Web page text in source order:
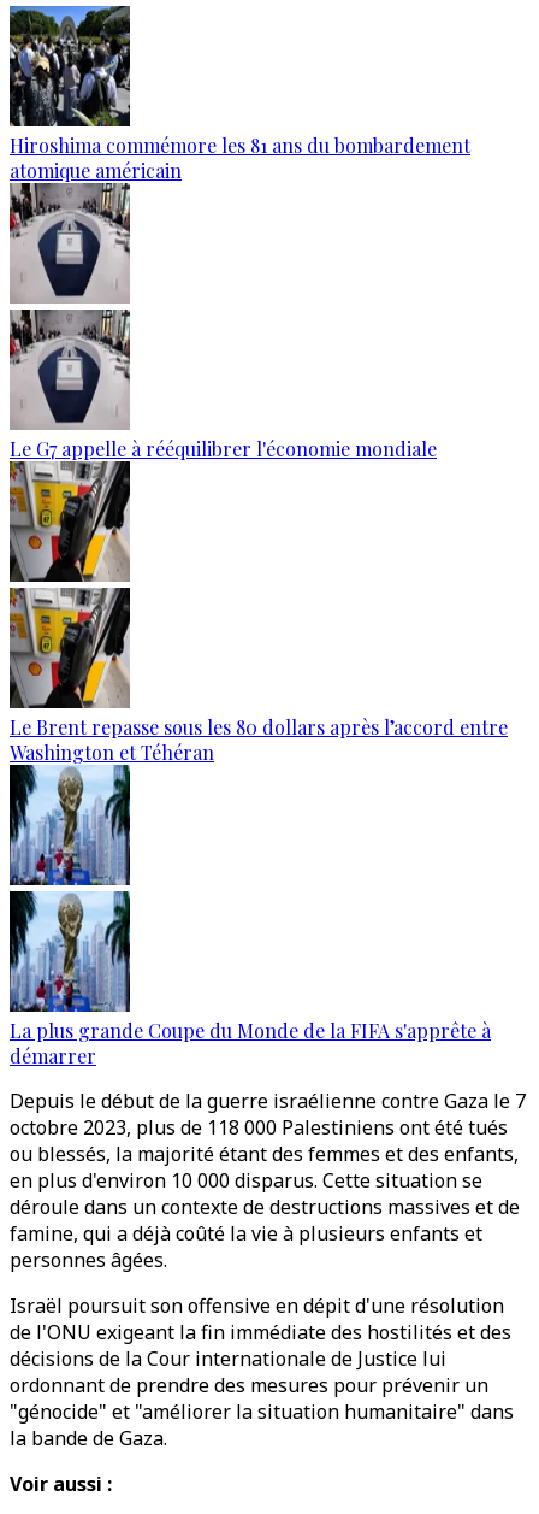
Hiroshima commémore les 81 ans du bombardement
atomique américain
Le G7 appelle à rééquilibrer l'économie mondiale
Le Brent repasse sous les 80 dollars après l’accord entre
Washington et Téhéran
La plus grande Coupe du Monde de la FIFA s'apprête à
démarrer
Depuis le début de la guerre israélienne contre Gaza le 7
octobre 2023, plus de 118 000 Palestiniens ont été tués
ou blessés, la majorité étant des femmes et des enfants,
en plus d'environ 10 000 disparus. Cette situation se
déroule dans un contexte de destructions massives et de
famine, qui a déjà coûté la vie à plusieurs enfants et
personnes âgées.
Israël poursuit son offensive en dépit d'une résolution
de l'ONU exigeant la fin immédiate des hostilités et des
décisions de la Cour internationale de Justice lui
ordonnant de prendre des mesures pour prévenir un
"génocide" et "améliorer la situation humanitaire" dans
la bande de Gaza.
Voir aussi :